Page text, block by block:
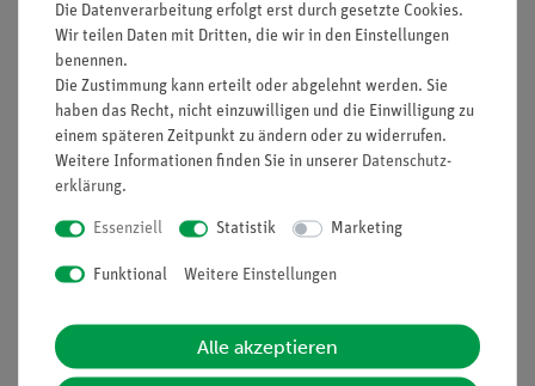
Informationen
Unternehmen
Projekte und Lösungen
Presse
Stellenangebote
Impressum
Service
Übersicht Service
Beratung & Showroom
Die Datenverarbeitung erfolgt erst durch gesetzte Cookies.
Wir teilen Daten mit Dritten, die wir in den Einstellungen
benennen.
Die Zustimmung kann erteilt oder abgelehnt werden. Sie
haben das Recht, nicht einzuwilligen und die Einwilligung zu
einem späteren Zeitpunkt zu ändern oder zu widerrufen.
Weitere Informationen finden Sie in unserer Daten­schutz­
erklärung.
Essenziell Statistik Marketing
Funktional Weitere Einstellungen
Alle akzeptieren